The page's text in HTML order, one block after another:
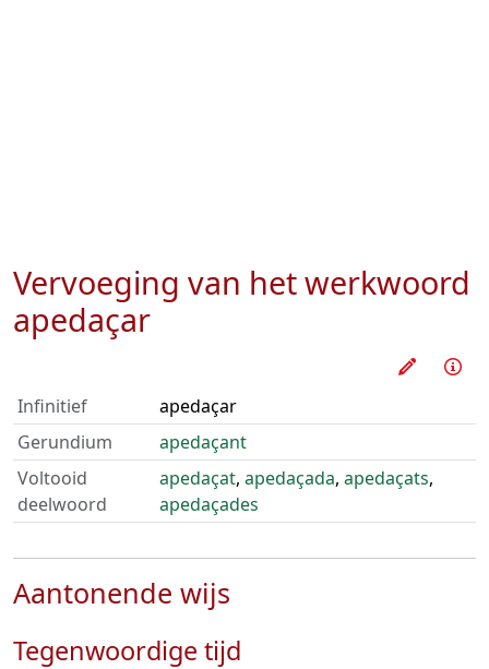
Vervoeging van het werkwoord
apedaçar
Oefen
Infinitief
apedaçar
Gerundium
apedaçant
Voltooid
deelwoord
apedaçat, apedaçada, apedaçats,
apedaçades
Aantonende wijs
Tegenwoordige tijd